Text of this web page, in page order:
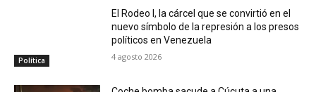
Política
El Rodeo I, la cárcel que se convirtió en el
nuevo símbolo de la represión a los presos
políticos en Venezuela
4 agosto 2026